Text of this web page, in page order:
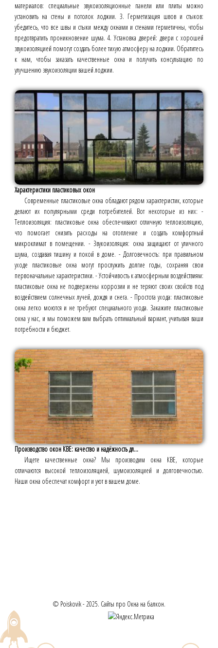
материалов: специальные звукоизоляционные панели или плиты можно
установить на стены и потолок лоджии. 3. Герметизация швов и стыков:
убедитесь, что все швы и стыки между окнами и стенами герметичны, чтобы
предотвратить проникновение шума. 4. Установка дверей: двери с хорошей
звукоизоляцией помогут создать более тихую атмосферу на лоджии. Обратитесь
к нам, чтобы заказать качественные окна и получить консультацию по
улучшению звукоизоляции вашей лоджии.
Характеристики пластиковых окон
Современные пластиковые окна обладают рядом характеристик, которые
делают их популярными среди потребителей. Вот некоторые из них: -
Теплоизоляция: пластиковые окна обеспечивают отличную теплоизоляцию,
что помогает снизить расходы на отопление и создать комфортный
микроклимат в помещении. - Звукоизоляция: окна защищают от уличного
шума, создавая тишину и покой в доме. - Долговечность: при правильном
уходе пластиковые окна могут прослужить долгие годы, сохраняя свои
первоначальные характеристики. - Устойчивость к атмосферным воздействиям:
пластиковые окна не подвержены коррозии и не теряют своих свойств под
воздействием солнечных лучей, дождя и снега. - Простота ухода: пластиковые
окна легко моются и не требуют специального ухода. Закажите пластиковые
окна у нас, и мы поможем вам выбрать оптимальный вариант, учитывая ваши
потребности и бюджет.
Производство окон КВЕ: качество и надёжность дл...
Ищете качественные окна? Мы производим окна КВЕ, которые
отличаются высокой теплоизоляцией, шумоизоляцией и долговечностью.
Наши окна обеспечат комфорт и уют в вашем доме.
© Poiskovik - 2025. Сайты про Окна на балкон.